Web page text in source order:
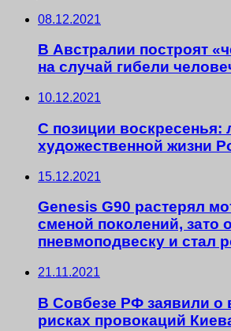
08.12.2021
В Австралии построят
на случай гибели
10.12.2021
С позиции воскресенья:
художественной жизни
15.12.2021
Genesis G90 растерял
сменой поколений, зато
пневмоподвеску и стал
21.11.2021
В Совбезе РФ заявили о
рисках провокаций